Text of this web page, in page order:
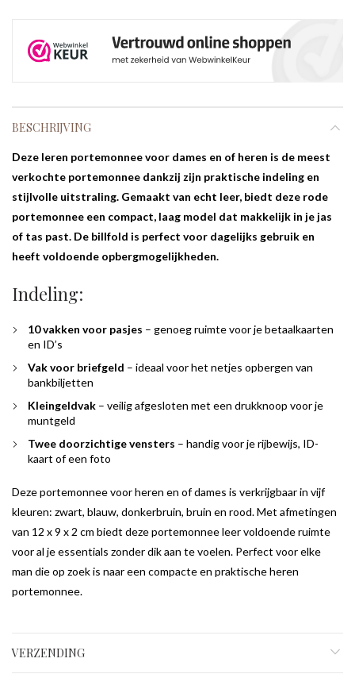
BESCHRIJVING
Deze leren portemonnee voor dames en of heren is de meest
verkochte portemonnee dankzij zijn praktische indeling en
stijlvolle uitstraling. Gemaakt van echt leer, biedt deze rode
portemonnee een compact, laag model dat makkelijk in je jas
of tas past. De billfold is perfect voor dagelijks gebruik en
heeft voldoende opbergmogelijkheden.
Indeling:
10 vakken voor pasjes – genoeg ruimte voor je betaalkaarten
en ID’s
Vak voor briefgeld – ideaal voor het netjes opbergen van
bankbiljetten
Kleingeldvak – veilig afgesloten met een drukknoop voor je
muntgeld
Twee doorzichtige vensters – handig voor je rijbewijs, ID-
kaart of een foto
Deze portemonnee voor heren en of dames is verkrijgbaar in vijf
kleuren: zwart, blauw, donkerbruin, bruin en rood. Met afmetingen
van 12 x 9 x 2 cm biedt deze portemonnee leer voldoende ruimte
voor al je essentials zonder dik aan te voelen. Perfect voor elke
man die op zoek is naar een compacte en praktische heren
portemonnee.
VERZENDING